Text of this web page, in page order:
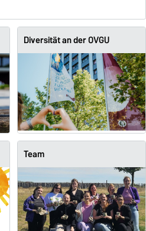
Diversität an der OVGU
Team